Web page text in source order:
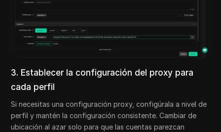
3. Establecer la configuración del proxy para
cada perfil
Si necesitas una configuración proxy, configúrala a nivel de
perfil y mantén la configuración consistente. Cambiar de
ubicación al azar solo para que las cuentas parezcan